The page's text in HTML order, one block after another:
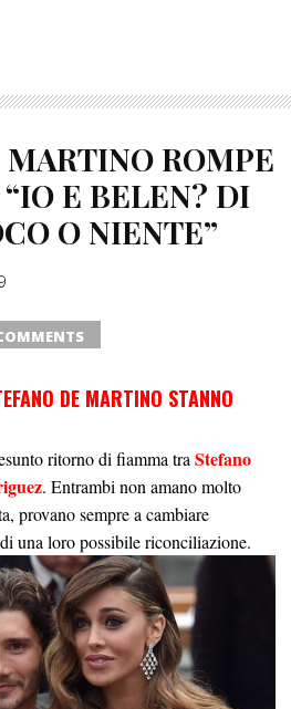
MARTINO ROMPE
E BELEN? DI
O NIENTE”
DE MARTINO STANNO
ritorno di fiamma traStefano
. Entrambi non amano molto
provano sempre a cambiare
una loro possibile riconciliazione.